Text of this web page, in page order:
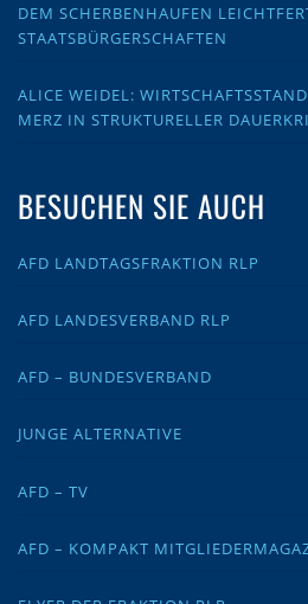
DEM SCHERBENHAUFEN
STAATSBÜRGERSCHAFTEN
ALICE WEIDEL:
MERZ IN STRUKTURELLER
BESUCHEN SIE AUCH
AFD LANDTAGSFRAKTION RLP
AFD LANDESVERBAND RLP
AFD – BUNDESVERBAND
JUNGE ALTERNATIVE
AFD – TV
AFD – KOMPAKT